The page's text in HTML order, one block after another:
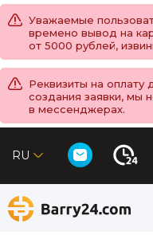
Уважаемые
времено вывод на
от 5000 рублей,
Реквизиты на оплату
создания заявки, мы
в мессенджерах.
RU